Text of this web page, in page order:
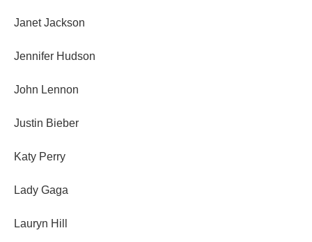
Janet Jackson
Jennifer Hudson
John Lennon
Justin Bieber
Katy Perry
Lady Gaga
Lauryn Hill